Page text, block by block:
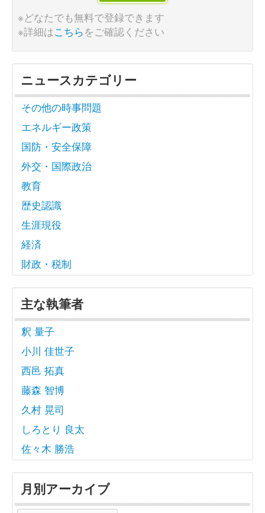
※どなたでも無料で登録できます
※詳細はこちらをご確認ください
ニュースカテゴリー
その他の時事問題
エネルギー政策
国防・安全保障
外交・国際政治
教育
歴史認識
生涯現役
経済
財政・税制
主な執筆者
釈 量子
小川 佳世子
西邑 拓真
藤森 智博
久村 晃司
しろとり 良太
佐々木 勝浩
月別アーカイブ